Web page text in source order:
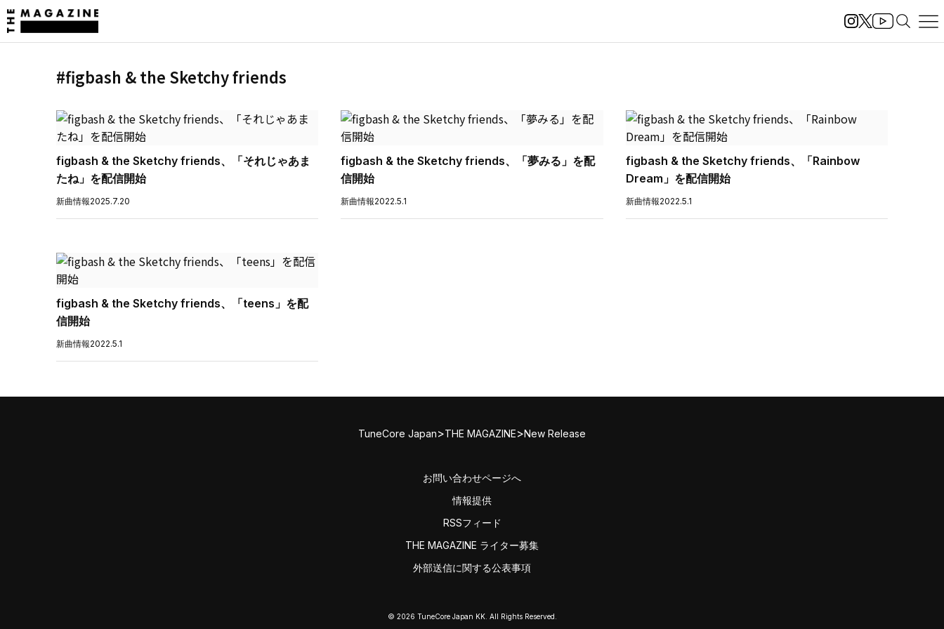
#figbash & the Sketchy friends
figbash & the Sketchy friends、「それじゃあま
たね」を配信開始
新曲情報2025.7.20
figbash & the Sketchy friends、「夢みる」を配
信開始
新曲情報2022.5.1
figbash & the Sketchy friends、「Rainbow
Dream」を配信開始
新曲情報2022.5.1
figbash & the Sketchy friends、「teens」を配
信開始
新曲情報2022.5.1
TuneCore Japan>THE MAGAZINE>New Release
お問い合わせページへ
情報提供
RSSフィード
THE MAGAZINE ライター募集
外部送信に関する公表事項
© 2026 TuneCore Japan KK. All Rights Reserved.